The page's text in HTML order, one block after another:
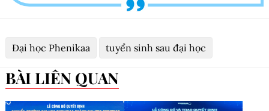
Đại học Phenikaa tuyển sinh sau đại học
BÀI LIÊN QUAN